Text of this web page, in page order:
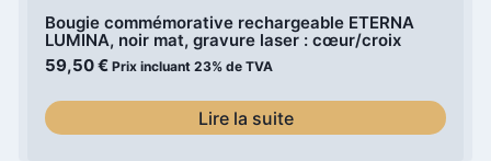
Bougie commémorative rechargeable ETERNA
LUMINA, noir mat, gravure laser : cœur/croix
59,50€ Prix incluant 23% de TVA
Lire la suite